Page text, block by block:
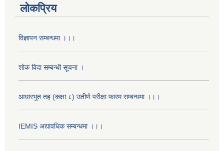
लोकप्रिय
विज्ञापन सम्बन्धमा ।।।
शोक विदा सम्बन्धी सूचना ।
आधारभुत तह (कक्षा ८) उतीर्ण परीक्षा फारम सम्बन्धमा ।।।
IEMIS अद्यावधिक सम्बन्धमा ।।।